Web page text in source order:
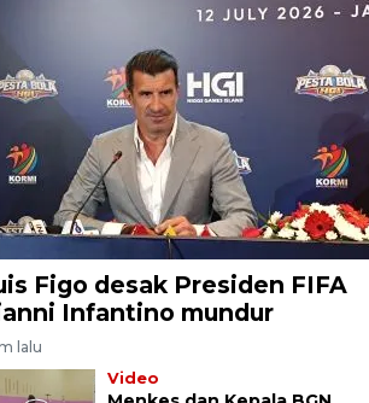
Figo desak Presiden FIFA
Infantino mundur
lalu
Video